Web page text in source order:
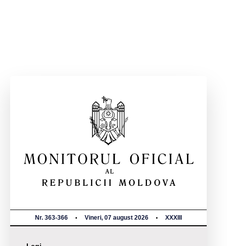
Nr. 363-366 Vineri, 07 august 2026 XXXIII